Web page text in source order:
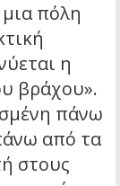
πόλη
η
βράχου».
πάνω
από τα
στους